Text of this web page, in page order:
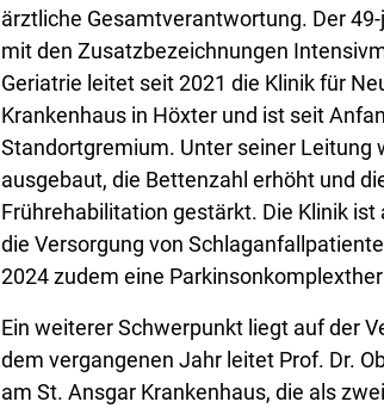
ärztliche Gesamtverantwortung. Der
mit den Zusatzbezeichnungen
Geriatrie leitet seit 2021 die Klinik für
Krankenhaus in Höxter und ist seit
Standortgremium. Unter seiner Leitung
ausgebaut, die Bettenzahl erhöht und
Frührehabilitation gestärkt. Die Klinik
die Versorgung von
2024 zudem eine
Ein weiterer Schwerpunkt liegt auf der
dem vergangenen Jahr leitet Prof. Dr.
am St. Ansgar Krankenhaus, die als